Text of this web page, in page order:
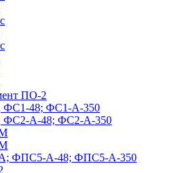
ПО‑2
48; ФС1-А-350
А-48; ФС2-А-350
ФПС5-А-48; ФПС5-А-350